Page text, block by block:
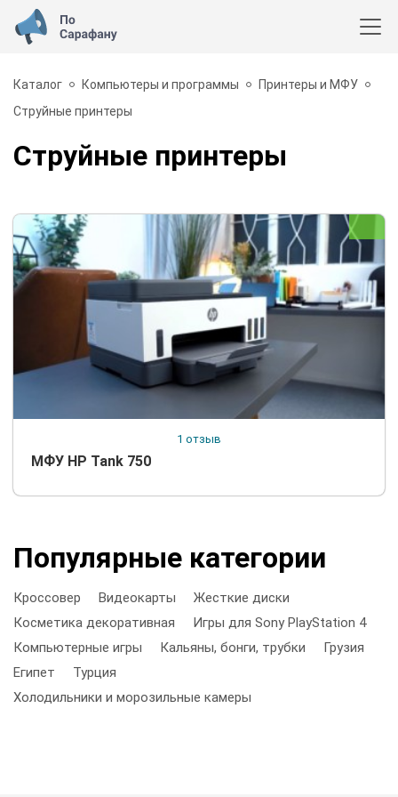
Каталог Компьютеры и программы
Принтеры и МФУ
Струйные принтеры
Струйные принтеры
1 отзыв
МФУ HP Tank 750
Популярные категории
Кроссовер Видеокарты
Жесткие диски
Косметика декоративная
Игры для Sony PlayStation 4
Компьютерные игры
Кальяны, бонги, трубки
Грузия
Египет
Турция
Холодильники и морозильные камеры